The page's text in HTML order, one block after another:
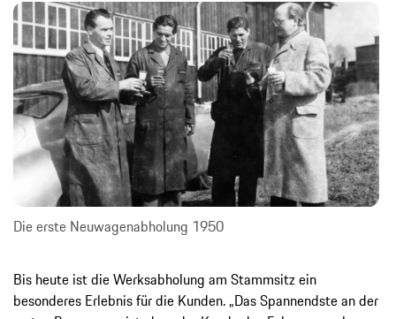
Die erste Neuwagenabholung 1950
Bis heute ist die Werksabholung am Stammsitz ein
besonderes Erlebnis für die Kunden. „Das Spannendste an der